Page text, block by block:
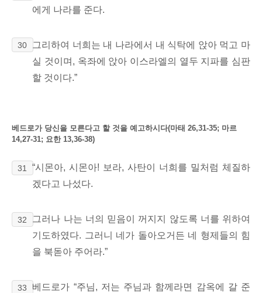
에게 나라를 준다.
30
그리하여 너희는 내 나라에서 내 식탁에 앉아 먹고 마
실 것이며, 옥좌에 앉아 이스라엘의 열두 지파를 심판
할 것이다.”
베드로가 당신을 모른다고 할 것을 예고하시다(마태 26,31-35; 마르
14,27-31; 요한 13,36-38)
31 “시몬아, 시몬아! 보라, 사탄이 너희를 밀처럼 체질하
겠다고 나섰다.
32
그러나 나는 너의 믿음이 꺼지지 않도록 너를 위하여
기도하였다. 그러니 네가 돌아오거든 네 형제들의 힘
을 북돋아 주어라.”
33
베드로가 “주님, 저는 주님과 함께라면 감옥에 갈 준